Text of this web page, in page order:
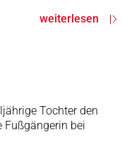
weiterlesen
Tochter den
Fußgängerin bei